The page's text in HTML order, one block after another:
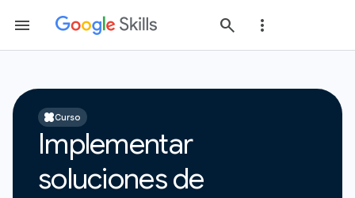
Curso
Implementar
soluciones de